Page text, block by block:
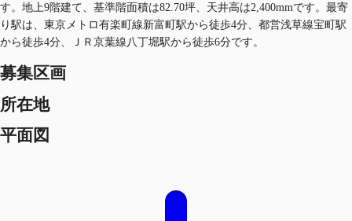
す。地上9階建て、基準階面積は82.70坪、天井高は2,400mmです。最寄
り駅は、東京メトロ有楽町線新富町駅から徒歩4分、都営浅草線宝町駅
から徒歩4分、ＪＲ京葉線八丁堀駅から徒歩6分です。
募集区画
所在地
平面図